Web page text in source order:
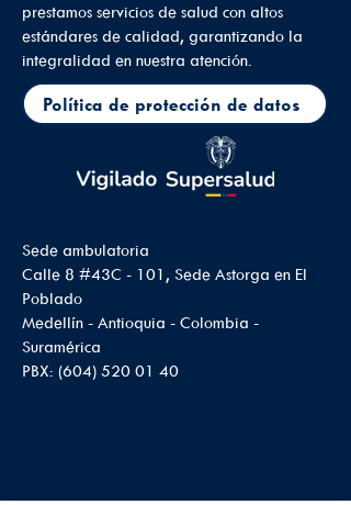
prestamos servicios de salud con altos
estándares de calidad, garantizando la
integralidad en nuestra atención.
Política de protección de datos
Sede ambulatoria
Calle 8 #43C - 101, Sede Astorga en El
Poblado
Medellín - Antioquia - Colombia -
Suramérica
PBX: (604) 520 01 40